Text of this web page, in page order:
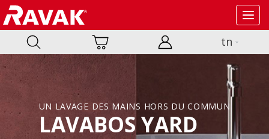
tn
UN LAVAGE DES MAINS HORS DU COMMUN
LAVABOS YARD